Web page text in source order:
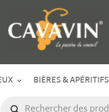
BIÈRES & APÉRITIFS